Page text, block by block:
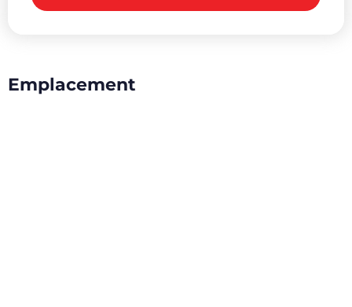
Emplacement